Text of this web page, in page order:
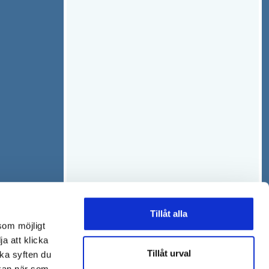
möjligt
att klicka
syften du
Tillåt alla
Tillåt urval